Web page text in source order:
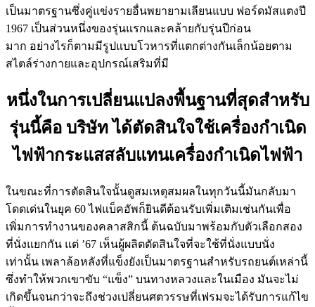
เป็นมาตรฐานซึ่งคู่แข่งรายอื่นพยายามเลียนแบบ ฟอร์ดมัสแตงปี
1967 เป็นส่วนหนึ่งของรุ่นแรกและคล้ายกับรุ่นปีก่อน
มาก อย่างไรก็ตามมีรูปแบบโวหารที่แตกต่างกันเล็กน้อยตาม
สไตล์ร่างกายและอุปกรณ์เสริมที่มี
หนึ่งในการเปลี่ยนแปลงพื้นฐานที่สุดสำหรับ
รุ่นนี้คือ บริษัท ได้ตัดสินใจใช้เครื่องกำเนิด
ไฟฟ้ากระแสสลับแทนเครื่องกำเนิดไฟฟ้า
ในขณะที่การตัดสินใจนั้นดูสมเหตุสมผลในทุกวันนี้มันกลับมา
โดดเด่นในยุค 60 ไฟแบ็คอัพก็ยินดีต้อนรับเพิ่มเติมเช่นกันเพื่อ
เพิ่มการทำงานของคลาสสิกนี้ ต้นฉบับมาพร้อมกับตัวเลือกสอง
ที่นั่งแยกกัน แต่ ’67 เห็นผู้ผลิตตัดสินใจที่จะใช้ที่นั่งแบบนั่ง
เท่านั้น เพลาล้อหลังที่แข็งยังเป็นมาตรฐานสำหรับรถยนต์เหล่านี้
ซึ่งทำให้พวกเขาขับ “แข็ง” บนทางหลวงและในเมือง มันจะไม่
เกิดขึ้นจนกว่าจะถึงช่วงเปลี่ยนศตวรรษที่เฟรมจะได้รับการแก้ไข